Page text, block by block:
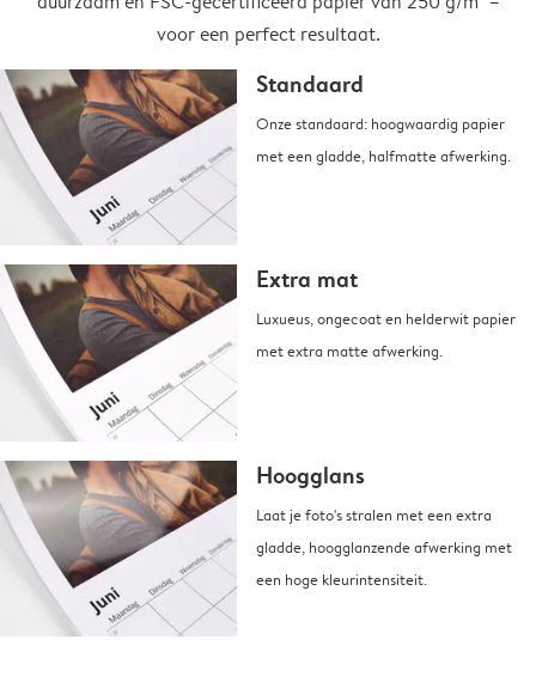
voor een perfect resultaat.
Standaard
Onze standaard: hoogwaardig papier
met een gladde, halfmatte afwerking.
Extra mat
Luxueus, ongecoat en helderwit papier
met extra matte afwerking.
Hoogglans
Laat je foto's stralen met een extra
gladde, hoogglanzende afwerking met
een hoge kleurintensiteit.